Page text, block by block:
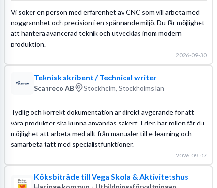
Vi söker en person med erfarenhet av CNC som vill arbeta med
noggrannhet och precision i en spännande miljö. Du får möjlighet
att hantera avancerad teknik och utvecklas inom modern
produktion.
2026-09-30
Teknisk skribent / Technical writer
Scanreco AB Stockholm, Stockholms län
Tydlig och korrekt dokumentation är direkt avgörande för att
våra produkter ska kunna användas säkert. I den här rollen får du
möjlighet att arbeta med allt från manualer till e-learning och
samarbeta tätt med specialistfunktioner.
2026-09-07
Köksbiträde till Vega Skola & Aktivitetshus
Haninge kommun - Utbildningsförvaltningen